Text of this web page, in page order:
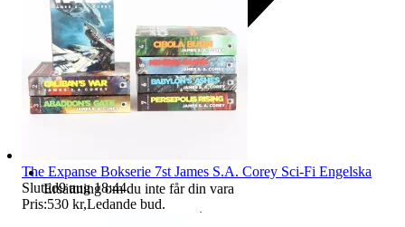
Ersättning om du inte får din vara
The Expanse Bokserie 7st James S.A. Corey Sci-Fi Engelska
Sluttid9 aug 18:44.
Pris:530 kr,Ledande bud.